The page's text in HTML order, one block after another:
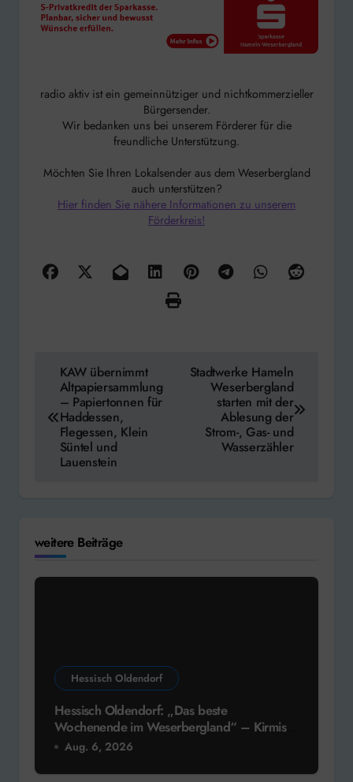
radio aktiv ist ein gemeinnütziger und nichtkommerzieller
Bürgersender.
Wir bedanken uns bei unserem Förderer für die
freundliche Unterstützung.
Möchten Sie Ihren Lokalsender aus dem Weserbergland
auch unterstützen?
Hier finden Sie nähere Informationen zu unserem
Förderkreis!
Beitragsnavigation
KAW übernimmt
Altpapiersammlung
– Papiertonnen für
Haddessen,
Flegessen, Klein
Süntel und
Lauenstein
Stadtwerke Hameln
Weserbergland
starten mit der
Ablesung der
Strom-, Gas- und
Wasserzähler
weitere Beiträge
Hessisch Oldendorf
Hessisch Oldendorf: „Das beste
Wochenende im Weserbergland“ – Kirmis
in Fuhlen
Aug. 6, 2026